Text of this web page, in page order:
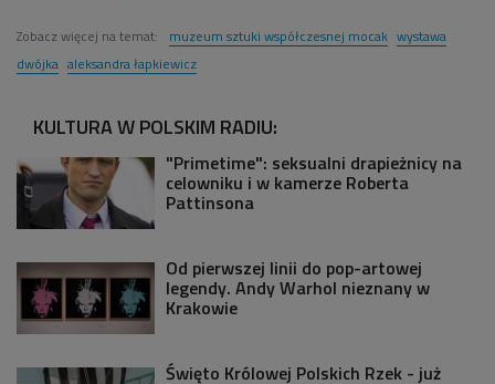
Zobacz więcej na temat: muzeum sztuki współczesnej mocak wystawa
dwójka aleksandra łapkiewicz
KULTURA W POLSKIM RADIU:
"Primetime": seksualni drapieżnicy na
celowniku i w kamerze Roberta
Pattinsona
Od pierwszej linii do pop-artowej
legendy. Andy Warhol nieznany w
Krakowie
Święto Królowej Polskich Rzek - już